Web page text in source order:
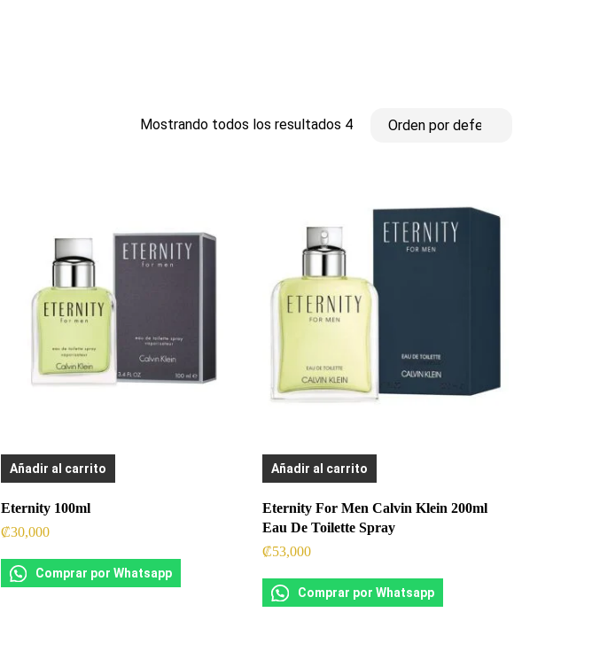
Mostrando todos los resultados 4
Añadir al carrito
Eternity 100ml
₡30,000
Comprar por Whatsapp
Añadir al carrito
Eternity For Men Calvin Klein 200ml
Eau De Toilette Spray
₡53,000
Comprar por Whatsapp